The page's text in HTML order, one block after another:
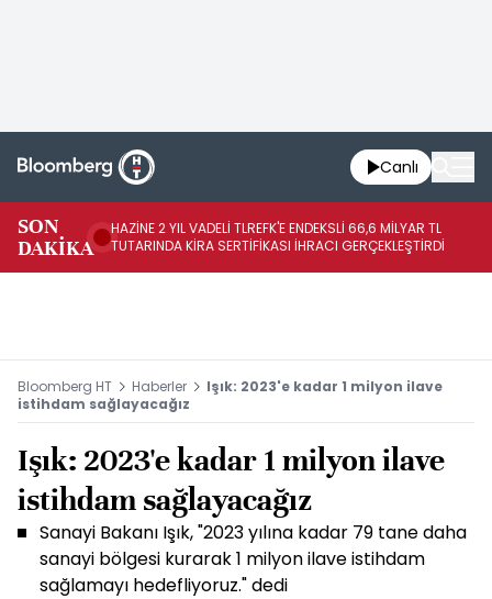
Canlı
SON
DAKİKA
HAZİNE 2 YIL VADELİ TLREFK'E ENDEKSLİ 66,6 MİLYAR TL
TUTARINDA KİRA SERTİFİKASI İHRACI GERÇEKLEŞTİRDİ
Bloomberg HT Haberler
Işık: 2023'e kadar 1 milyon ilave
istihdam sağlayacağız
Işık: 2023'e kadar 1 milyon ilave
istihdam sağlayacağız
Sanayi Bakanı Işık, "2023 yılına kadar 79 tane daha
sanayi bölgesi kurarak 1 milyon ilave istihdam
sağlamayı hedefliyoruz." dedi